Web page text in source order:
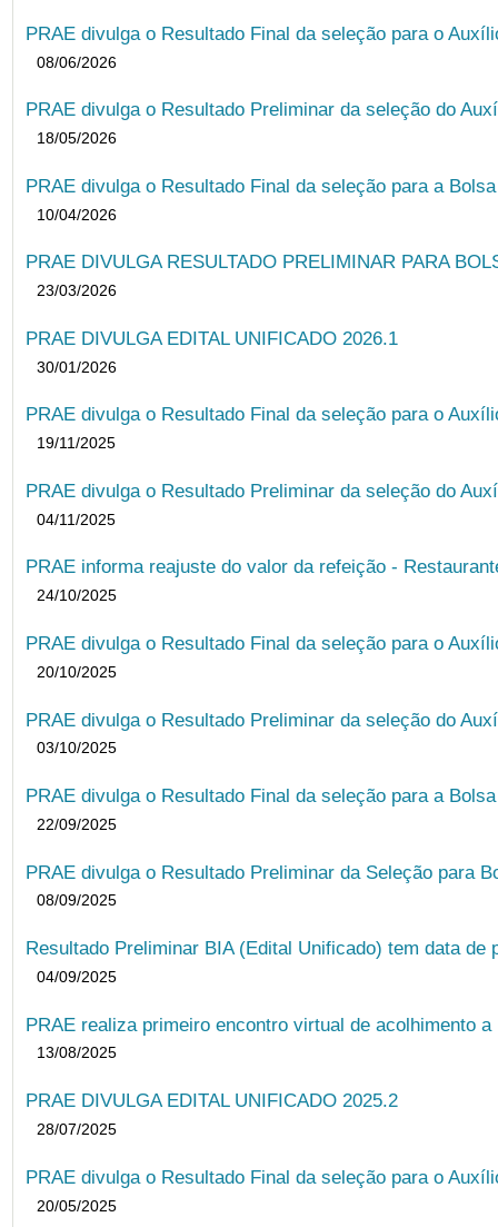
PRAE divulga o Resultado Final da seleção para o
08/06/2026
PRAE divulga o Resultado Preliminar da seleção do
18/05/2026
PRAE divulga o Resultado Final da seleção para a
10/04/2026
PRAE DIVULGA RESULTADO PRELIMINAR PARA
23/03/2026
PRAE DIVULGA EDITAL UNIFICADO 2026.1
30/01/2026
PRAE divulga o Resultado Final da seleção para o
19/11/2025
PRAE divulga o Resultado Preliminar da seleção do
04/11/2025
PRAE informa reajuste do valor da refeição -
24/10/2025
PRAE divulga o Resultado Final da seleção para o
20/10/2025
PRAE divulga o Resultado Preliminar da seleção do
03/10/2025
PRAE divulga o Resultado Final da seleção para a
22/09/2025
PRAE divulga o Resultado Preliminar da Seleção para
08/09/2025
Resultado Preliminar BIA (Edital Unificado) tem data de
04/09/2025
PRAE realiza primeiro encontro virtual de acolhimento
13/08/2025
PRAE DIVULGA EDITAL UNIFICADO 2025.2
28/07/2025
PRAE divulga o Resultado Final da seleção para o
20/05/2025